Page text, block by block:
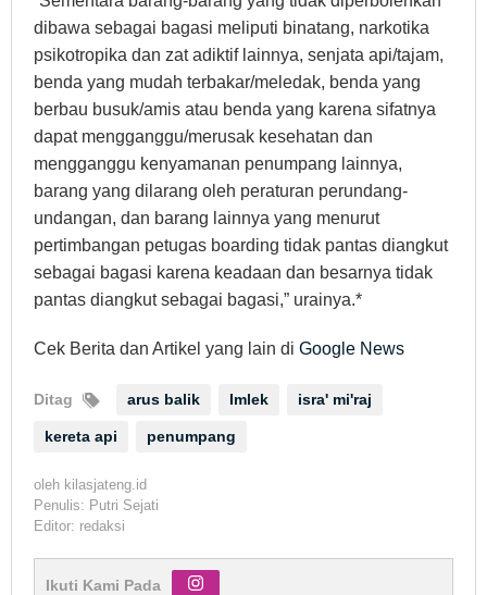
dibawa sebagai bagasi meliputi binatang, narkotika
psikotropika dan zat adiktif lainnya, senjata api/tajam,
benda yang mudah terbakar/meledak, benda yang
berbau busuk/amis atau benda yang karena sifatnya
dapat mengganggu/merusak kesehatan dan
mengganggu kenyamanan penumpang lainnya,
barang yang dilarang oleh peraturan perundang-
undangan, dan barang lainnya yang menurut
pertimbangan petugas boarding tidak pantas diangkut
sebagai bagasi karena keadaan dan besarnya tidak
pantas diangkut sebagai bagasi,” urainya.*
Cek Berita dan Artikel yang lain di Google News
Ditag arus balik Imlek isra' mi'raj
kereta api penumpang
oleh kilasjateng.id
Penulis: Putri Sejati
Editor: redaksi
Ikuti Kami Pada